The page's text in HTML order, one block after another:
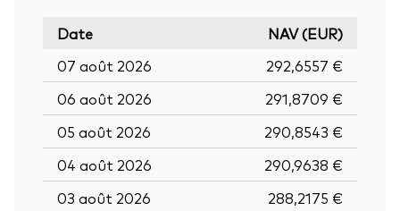
Date
NAV (EUR)
07 août 2026
292,6557 €
06 août 2026
291,8709 €
05 août 2026
290,8543 €
04 août 2026
290,9638 €
03 août 2026
288,2175 €